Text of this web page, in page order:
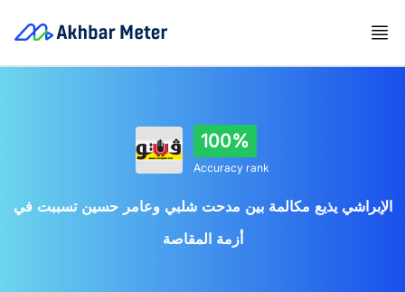
100%
Accuracy rank
الإبراشي يذيع مكالمة بين مدحت شلبي وعامر حسين تسببت في
أزمة المقاصة